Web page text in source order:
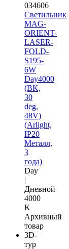
034606
Светильник
MAG-
ORIENT-
LASER-
FOLD-
S195-
6W
Day4000
(BK,
30
deg,
48V)
(Arlight,
IP20
Металл,
3
года)
Day
|
Дневной
4000
K
Архивный
товар
3D-
тур